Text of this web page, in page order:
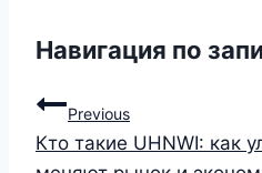
Навигация по
Previous
Кто такие UHNWI: как